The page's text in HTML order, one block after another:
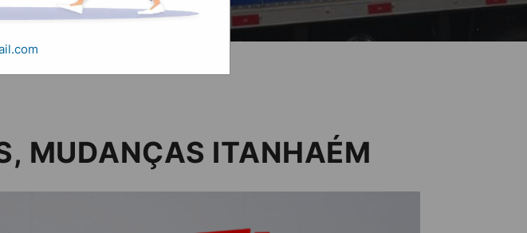
MUDANÇAS ITANHAÉM